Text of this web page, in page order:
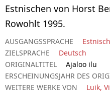
Estnischen von Horst
Rowohlt 1995.
AUSGANGSSPRACHE
Estnisch
ZIELSPRACHE
Deutsch
ORIGINALTITEL
Ajaloo ilu
ERSCHEINUNGSJAHR DES
WEITERE WERKE VON
Luik,